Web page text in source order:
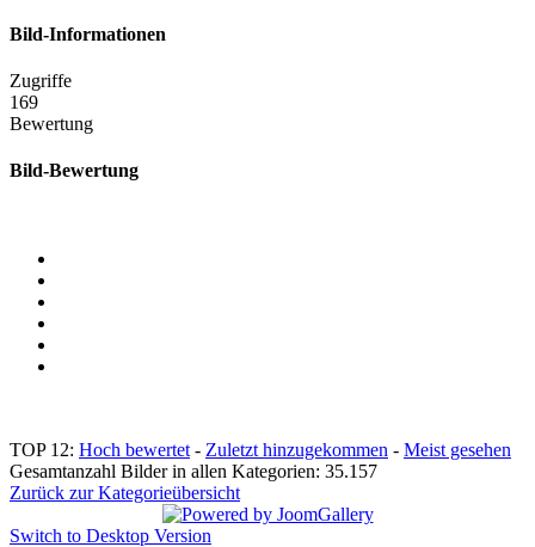
Bild-Informationen
Zugriffe
169
Bewertung
Bild-Bewertung
TOP 12: Hoch bewertet - Zuletzt hinzugekommen - Meist gesehen
Gesamtanzahl Bilder in allen Kategorien: 35.157
Zurück zur Kategorieübersicht
Switch to Desktop Version